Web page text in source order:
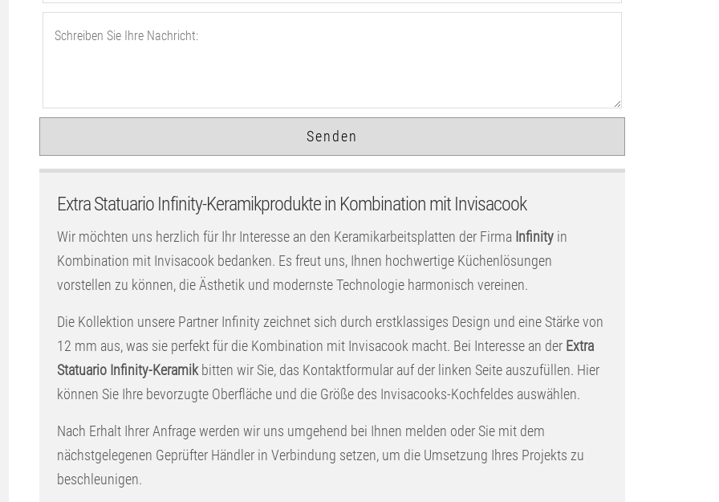
Extra Statuario Infinity-Keramikprodukte in Kombination mit Invisacook
Wir möchten uns herzlich für Ihr Interesse an den Keramikarbeitsplatten der Firma Infinityin
Kombination mit Invisacook bedanken. Es freut uns, Ihnen hochwertige Küchenlösungen
vorstellen zu können, die Ästhetik und modernste Technologie harmonisch vereinen.
Die Kollektion unsere Partner Infinity zeichnet sich durch erstklassiges Design und eine Stärke von
12 mm aus, was sie perfekt für die Kombination mit Invisacook macht. Bei Interesse an der Extra
Statuario Infinity-Keramikbitten wir Sie, das Kontaktformular auf der linken Seite auszufüllen. Hier
können Sie Ihre bevorzugte Oberfläche und die Größe des Invisacooks-Kochfeldes auswählen.
Nach Erhalt Ihrer Anfrage werden wir uns umgehend bei Ihnen melden oder Sie mit dem
nächstgelegenen Geprüfter Händler in Verbindung setzen, um die Umsetzung Ihres Projekts zu
beschleunigen.